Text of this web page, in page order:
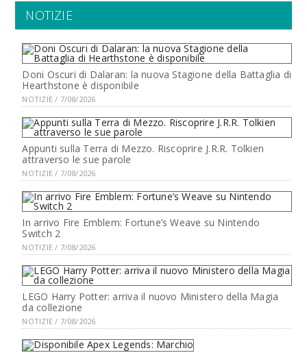
NOTIZIE
Doni Oscuri di Dalaran: la nuova Stagione della Battaglia di
Hearthstone è disponibile
NOTIZIE / 7/08/2026
Appunti sulla Terra di Mezzo. Riscoprire J.R.R. Tolkien
attraverso le sue parole
NOTIZIE / 7/08/2026
In arrivo Fire Emblem: Fortune’s Weave su Nintendo
Switch 2
NOTIZIE / 7/08/2026
LEGO Harry Potter: arriva il nuovo Ministero della Magia
da collezione
NOTIZIE / 7/08/2026